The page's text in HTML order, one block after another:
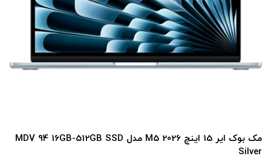
مک بوک ایر 15 اینچ M5 2026 مدل MDV 94 16GB-512GB SSD
Silver